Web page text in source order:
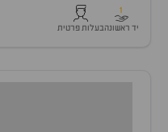
1
יד ראשונהבעלות פרטית